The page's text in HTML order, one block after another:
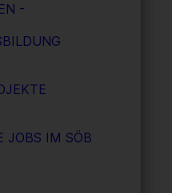
-
JOBS IM SÖB